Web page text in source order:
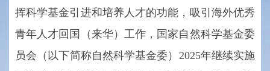
挥科学基金引进和培养人才的功能，吸引海外优秀
青年人才回国（来华）工作，国家自然科学基金委
员会（以下简称自然科学基金委）2025年继续实施